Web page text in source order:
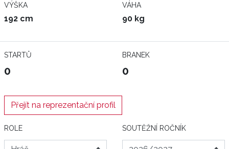
VÝŠKA
192 cm
VÁHA
90 kg
STARTŮ
0
BRANEK
0
Přejít na reprezentační profil
ROLE SOUTĚŽNÍ ROČNÍK